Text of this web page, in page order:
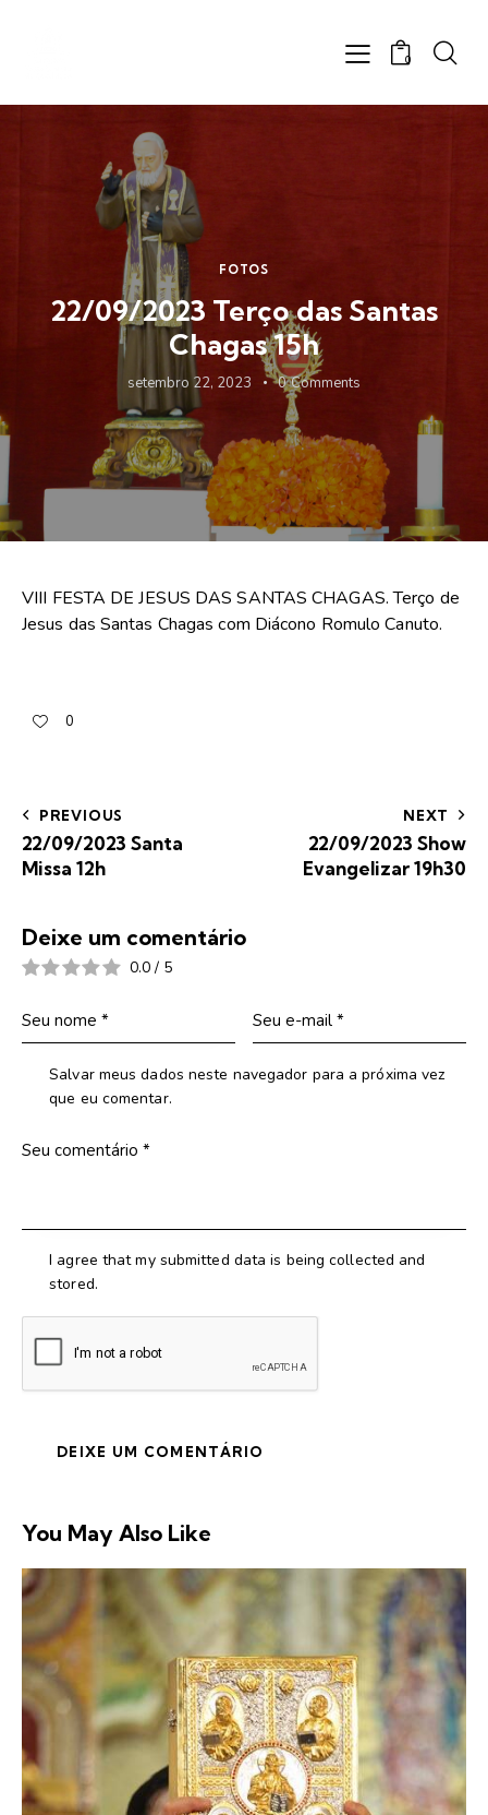
0
FOTOS
22/09/2023 Terço das Santas
Chagas 15h
setembro 22, 2023 0 Comments
VIII FESTA DE JESUS DAS SANTAS CHAGAS. Terço de
Jesus das Santas Chagas com Diácono Romulo Canuto.
0
PREVIOUS
22/09/2023 Santa
Missa 12h
NEXT
22/09/2023 Show
Evangelizar 19h30
Deixe um comentário
0.0 / 5
Salvar meus dados neste navegador para a próxima vez
que eu comentar.
I agree that my submitted data is being collected and
stored.
You May Also Like